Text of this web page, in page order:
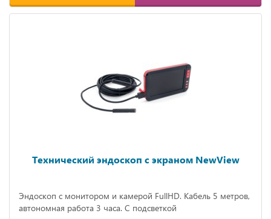
Технический эндоскоп с экраном NewView
Эндоскоп с монитором и камерой FullHD. Кабель 5 метров,
автономная работа 3 часа. С подсветкой